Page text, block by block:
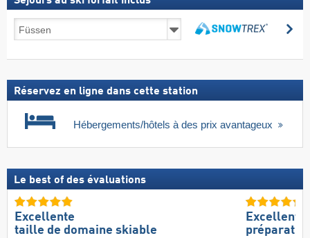
au
forfait
Réservez en ligne dans cette station
Hébergements/hôtels à des prix avantageux
Le best of des évaluations
Excellente
taille de domaine skiable
Excellente